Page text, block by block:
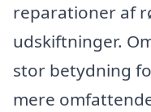
reparationer af
udskiftninger.
stor betydning
mere